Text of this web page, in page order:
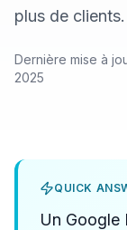
plus de clients.
Dernière mise à
2025
QUICK
Un Google